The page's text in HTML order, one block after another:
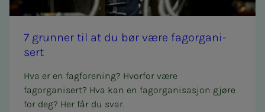
7 grun­­­ner til at du bør være fag­or­­­ga­­­ni­­­
sert
Hva er en fagforening? Hvorfor være
fagorganisert? Hva kan en fagorganisasjon gjøre
for deg? Her får du svar.